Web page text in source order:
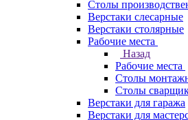
Столы
Верстаки слесарные
Верстаки столярные
Рабочие места
Назад
Рабочие места
Столы
Столы
Верстаки для гаража
Верстаки для